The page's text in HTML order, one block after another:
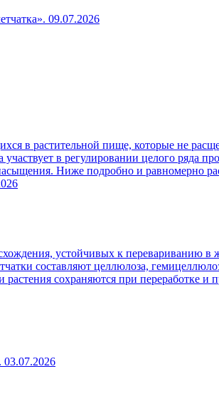
09.07.2026
в растительной пище, которые не
в регулировании целого ряда
Ниже подробно и равномерно
устойчивых к перевариванию
составляют целлюлоза,
растения сохраняются при
03.07.2026